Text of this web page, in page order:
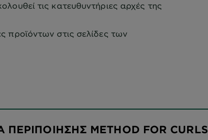
τις κατευθυντήριες αρχές της
προϊόντων στις σελίδες των
ΠΕΡΙΠΟΙΗΣΗΣ METHOD FOR CURLS